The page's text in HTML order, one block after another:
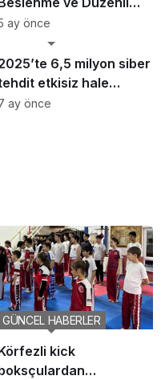
Vurgusu
ay önce
6,5 milyon siber
etkisiz hale
GÜNCEL HABERLER
ay önce
kick
GÜNCEL HABERLER